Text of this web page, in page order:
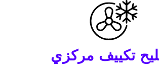
تكييف مركزي